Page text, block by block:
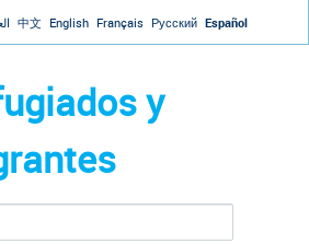
Jump to navigation
中文 English Français Русский Español
y